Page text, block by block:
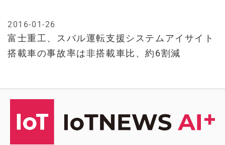
富士重工、スバル運転支援システムアイサイト
搭載車の事故率は非搭載車比、約6割減
2016-01-26